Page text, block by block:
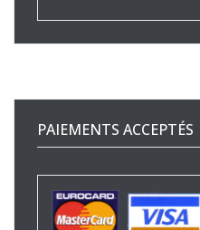
PAIEMENTS ACCEPTÉS